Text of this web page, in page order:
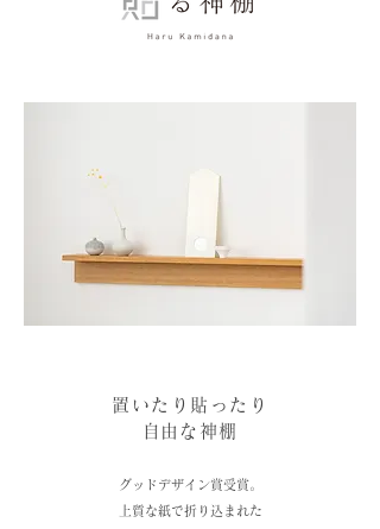
置いたり貼ったり
​自由な神棚
グッドデザイン賞受賞。
上質な紙で折り込まれた